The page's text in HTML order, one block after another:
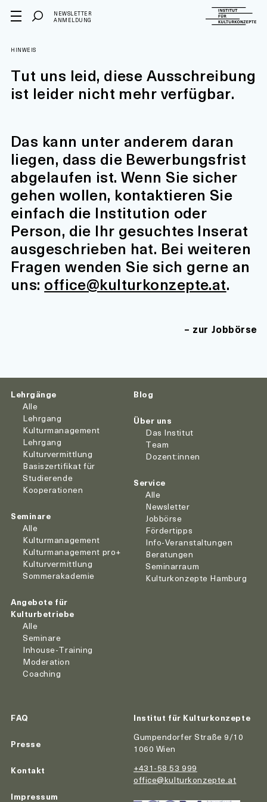
NEWSLETTER
ANMELDUNG
HINWEIS
Tut uns leid, diese Ausschreibung
ist leider nicht mehr verfügbar.
Das kann unter anderem daran
liegen, dass die Bewerbungsfrist
abgelaufen ist. Wenn Sie sicher
gehen wollen, kontaktieren Sie
einfach die Institution oder
Person, die Ihr gesuchtes Inserat
ausgeschrieben hat. Bei weiteren
Fragen wenden Sie sich gerne an
uns: office@kulturkonzepte.at.
zur Jobbörse
Lehrgänge
Alle
Lehrgang
Kulturmanagement
Lehrgang
Kulturvermittlung
Basiszertifikat für
Studierende
Kooperationen
Seminare
Alle
Kulturmanagement
Kulturmanagement pro+
Kulturvermittlung
Sommerakademie
Angebote für
Kulturbetriebe
Alle
Seminare
Inhouse-Training
Moderation
Coaching
Blog
Über uns
Das Institut
Team
Dozent:innen
Service
Alle
Newsletter
Jobbörse
Fördertipps
Info-Veranstaltungen
Beratungen
Seminarraum
Kulturkonzepte Hamburg
FAQ
Presse
Kontakt
Impressum
Institut für Kulturkonzepte
Gumpendorfer Straße 9/10
1060 Wien
+431-58 53 999
office@kulturkonzepte.at